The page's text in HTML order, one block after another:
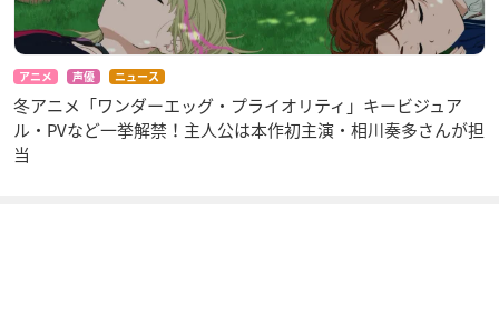
アニメ 声優 ニュース
冬アニメ「ワンダーエッグ・プライオリティ」キービジュア
ル・PVなど一挙解禁！主人公は本作初主演・相川奏多さんが担
当